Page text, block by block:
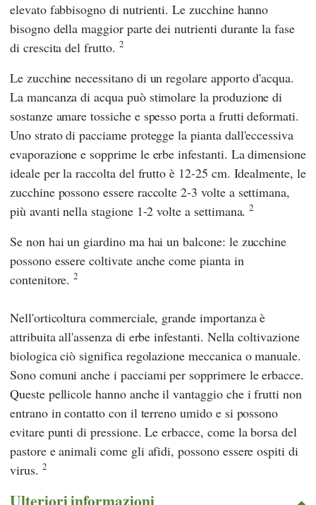
elevato fabbisogno di nutrienti. Le zucchine hanno
bisogno della maggior parte dei nutrienti durante la fase
di crescita del frutto. 2
Le zucchine necessitano di un regolare apporto d'acqua.
La mancanza di acqua può stimolare la produzione di
sostanze amare tossiche e spesso porta a frutti deformati.
Uno strato di pacciame protegge la pianta dall'eccessiva
evaporazione e sopprime le erbe infestanti. La dimensione
ideale per la raccolta del frutto è 12-25 cm. Idealmente, le
zucchine possono essere raccolte 2-3 volte a settimana,
più avanti nella stagione 1-2 volte a settimana.2
Se non hai un giardino ma hai un balcone: le zucchine
possono essere coltivate anche come pianta in
contenitore.2
Nell'orticoltura commerciale, grande importanza è
attribuita all'assenza di erbe infestanti. Nella coltivazione
biologica ciò significa regolazione meccanica o manuale.
Sono comuni anche i pacciami per sopprimere le erbacce.
Queste pellicole hanno anche il vantaggio che i frutti non
entrano in contatto con il terreno umido e si possono
evitare punti di pressione. Le erbacce, come la borsa del
pastore e animali come gli afidi, possono essere ospiti di
virus. 2
Ulteriori informazioni